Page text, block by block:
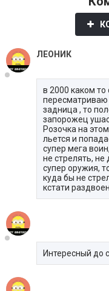
ЛЕОНИК
в 2000 каком то
пересматриваю
задница , то
запорожец
Розочка на
льется и
супер мега
не стрелять, не
супер оружия,
куда бы не
кстати
Интересный до